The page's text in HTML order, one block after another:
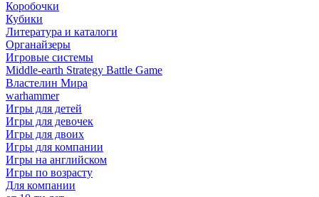
Коробочки
Кубики
Литература и каталоги
Органайзеры
Игровые системы
Middle-earth Strategy Battle Game
Властелин Мира
warhammer
Игры для детей
Игры для девочек
Игры для двоих
Игры для компании
Игры на английском
Игры по возрасту
Для компании